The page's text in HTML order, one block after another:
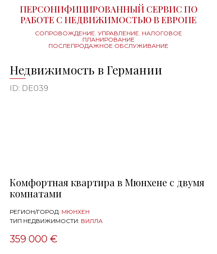
ПЕРСОНИФИЦИРОВАННЫЙ СЕРВИС ПО
РАБОТЕ С НЕДВИЖИМОСТЬЮ В ЕВРОПЕ
СОПРОВОЖДЕНИЕ. УПРАВЛЕНИЕ. НАЛОГОВОЕ
ПЛАНИРОВАНИЕ
ПОСЛЕПРОДАЖНОЕ ОБСЛУЖИВАНИЕ
Недвижимость в Германии
ID: DE039
Комфортная квартира в Мюнхене с двумя
комнатами
РЕГИОН/ГОРОД: МЮНХЕН
ТИП НЕДВИЖИМОСТИ: ВИЛЛА
359 000 €